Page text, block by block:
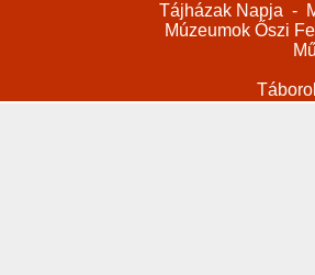
Tájházak Napja -
Múzeumok Őszi